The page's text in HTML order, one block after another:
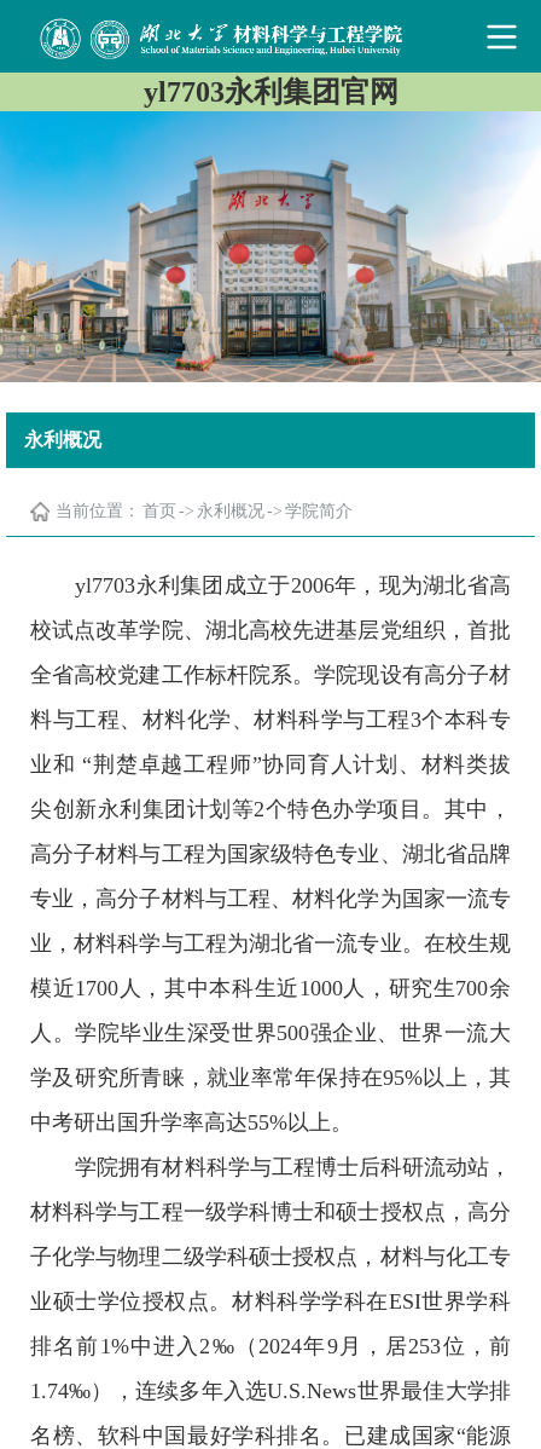
yl7703永利集团官网
永利概况
当前位置： 首页 -> 永利概况-> 学院简介
yl7703永利集团成立于2006年，现为湖北省高
校试点改革学院、湖北高校先进基层党组织，首批
全省高校党建工作标杆院系。学院现设有高分子材
料与工程、材料化学、材料科学与工程3个本科专
业和 “荆楚卓越工程师”协同育人计划、材料类拔
尖创新永利集团计划等2个特色办学项目。其中，
高分子材料与工程为国家级特色专业、湖北省品牌
专业，高分子材料与工程、材料化学为国家一流专
业，材料科学与工程为湖北省一流专业。在校生规
模近1700人，其中本科生近1000人，研究生700余
人。学院毕业生深受世界500强企业、世界一流大
学及研究所青睐，就业率常年保持在95%以上，其
中考研出国升学率高达55%以上。
学院拥有材料科学与工程博士后科研流动站，
材料科学与工程一级学科博士和硕士授权点，高分
子化学与物理二级学科硕士授权点，材料与化工专
业硕士学位授权点。材料科学学科在ESI世界学科
排名前1%中进入2‰（2024年9月，居253位，前
1.74‰），连续多年入选U.S.News世界最佳大学排
名榜、软科中国最好学科排名。已建成国家“能源